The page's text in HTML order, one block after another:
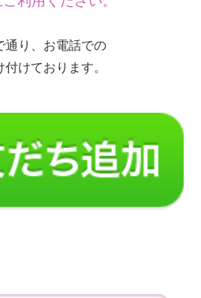
り、お電話での
けております。